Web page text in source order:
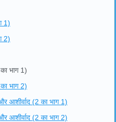
1)
2)
भाग 1)
भाग 2)
आशीर्वाद (2 का भाग 1)
आशीर्वाद (2 का भाग 2)